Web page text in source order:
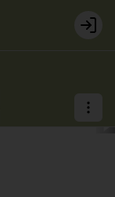
Login